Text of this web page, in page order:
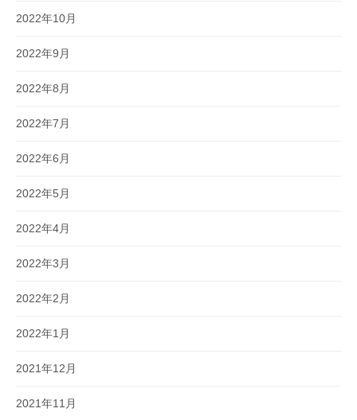
2022年10月
2022年9月
2022年8月
2022年7月
2022年6月
2022年5月
2022年4月
2022年3月
2022年2月
2022年1月
2021年12月
2021年11月